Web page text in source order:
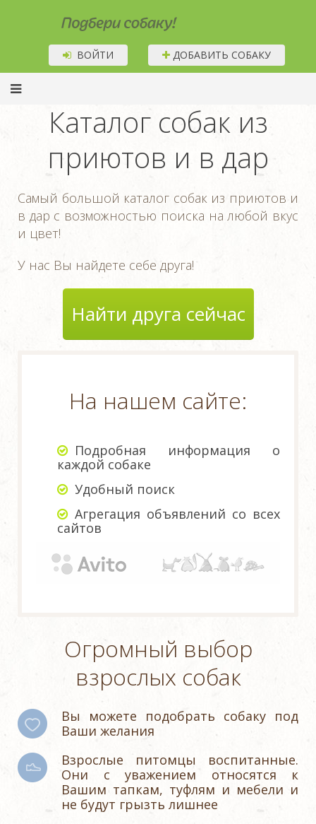
Подбери собаку!
ВОЙТИ ДОБАВИТЬ СОБАКУ
Каталог собак из
приютов и в дар
Самый большой каталог собак из приютов и
в дар с возможностью поиска на любой вкус
и цвет!
У нас Вы найдете себе друга!
Найти друга сейчас
На нашем сайте:
Подробная информация о
каждой собаке
Удобный поиск
Агрегация объявлений со всех
сайтов
Огромный выбор
взрослых собак
Вы можете подобрать собаку под
Ваши желания
Взрослые питомцы воспитанные.
Они с уважением относятся к
Вашим тапкам, туфлям и мебели и
не будут грызть лишнее